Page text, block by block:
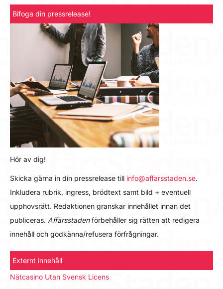
Bifoga din pressrelease!
Hör av dig!
Skicka gärna in din pressrelease till info@affarsstaden.se.
Inkludera rubrik, ingress, brödtext samt bild + eventuell
upphovsrätt. Redaktionen granskar innehållet innan det
publiceras. Affärsstadenförbehåller sig rätten att redigera
innehåll och godkänna/refusera förfrågningar.
Externt innehåll
Nätcasino Utan Svensk Licens